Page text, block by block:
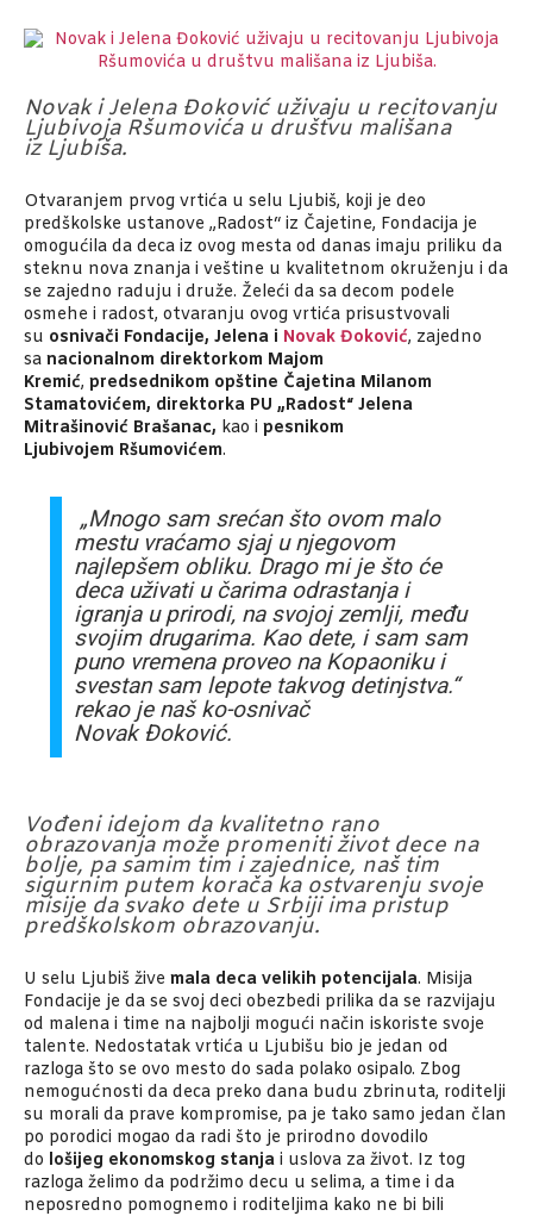
Novak i Jelena Đoković uživaju u recitovanju
Ljubivoja Ršumovića u društvu mališana
iz Ljubiša.
Otvaranjem prvog vrtića u selu Ljubiš, koji je deo
predškolske ustanove „Radost“ iz Čajetine, Fondacija je
omogućila da deca iz ovog mesta od danas imaju priliku da
steknu nova znanja i veštine u kvalitetnom okruženju i da
se zajedno raduju i druže. Želeći da sa decom podele
osmehe i radost, otvaranju ovog vrtića prisustvovali
su osnivači Fondacije, Jelena i Novak Đoković, zajedno
sa nacionalnom direktorkom Majom
Kremić, predsednikom opštine Čajetina Milanom
Stamatovićem, direktorka PU „Radost“ Jelena
Mitrašinović Brašanac, kao i pesnikom
Ljubivojem Ršumovićem.
„Mnogo sam srećan što ovom malo
mestu vraćamo sjaj u njegovom
najlepšem obliku. Drago mi je što će
deca uživati u čarima odrastanja i
igranja u prirodi, na svojoj zemlji, među
svojim drugarima. Kao dete, i sam sam
puno vremena proveo na Kopaoniku i
svestan sam lepote takvog detinjstva.“
rekao je naš ko-osnivač
Novak Đoković.
Vođeni idejom da kvalitetno rano
obrazovanja može promeniti život dece na
bolje, pa samim tim i zajednice, naš tim
sigurnim putem korača ka ostvarenju svoje
misije da svako dete u Srbiji ima pristup
predškolskom obrazovanju.
U selu Ljubiš žive mala deca velikih potencijala. Misija
Fondacije je da se svoj deci obezbedi prilika da se razvijaju
od malena i time na najbolji mogući način iskoriste svoje
talente. Nedostatak vrtića u Ljubišu bio je jedan od
razloga što se ovo mesto do sada polako osipalo. Zbog
nemogućnosti da deca preko dana budu zbrinuta, roditelji
su morali da prave kompromise, pa je tako samo jedan član
po porodici mogao da radi što je prirodno dovodilo
do lošijeg ekonomskog stanja i uslova za život. Iz tog
razloga želimo da podržimo decu u selima, a time i da
neposredno pomognemo i roditeljima kako ne bi bili